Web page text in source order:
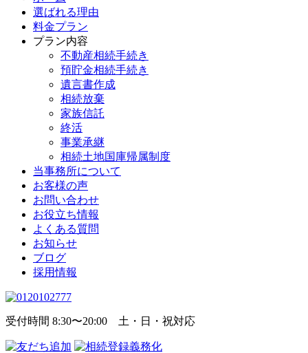
選ばれる理由
料金プラン
プラン内容
不動産相続手続き
預貯金相続手続き
遺言書作成
相続放棄
家族信託
終活
事業承継
相続土地国庫帰属制度
当事務所について
お客様の声
お問い合わせ
お役立ち情報
よくある質問
お知らせ
ブログ
採用情報
受付時間 8:30〜20:00 土・日・祝対応